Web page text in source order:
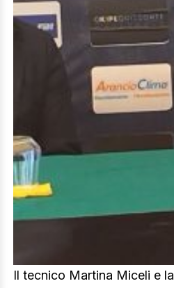
Il tecnico Martina Miceli e